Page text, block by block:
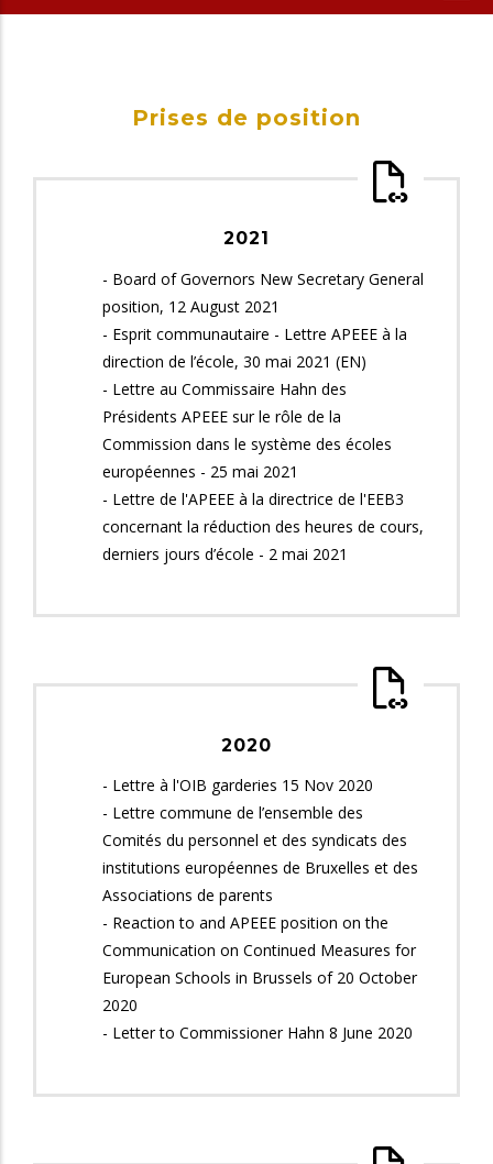
Prises de position
2021
- Board of Governors New Secretary General
position, 12 August 2021
- Esprit communautaire - Lettre APEEE à la
direction de l’école, 30 mai 2021 (EN)
- Lettre au Commissaire Hahn des
Présidents APEEE sur le rôle de la
Commission dans le système des écoles
européennes - 25 mai 2021
- Lettre de l'APEEE à la directrice de l'EEB3
concernant la réduction des heures de cours,
derniers jours d’école - 2 mai 2021
2020
- Lettre à l'OIB garderies 15 Nov 2020
- Lettre commune de l’ensemble des
Comités du personnel et des syndicats des
institutions européennes de Bruxelles et des
Associations de parents
- Reaction to and APEEE position on the
Communication on Continued Measures for
European Schools in Brussels of 20 October
2020
- Letter to Commissioner Hahn 8 June 2020